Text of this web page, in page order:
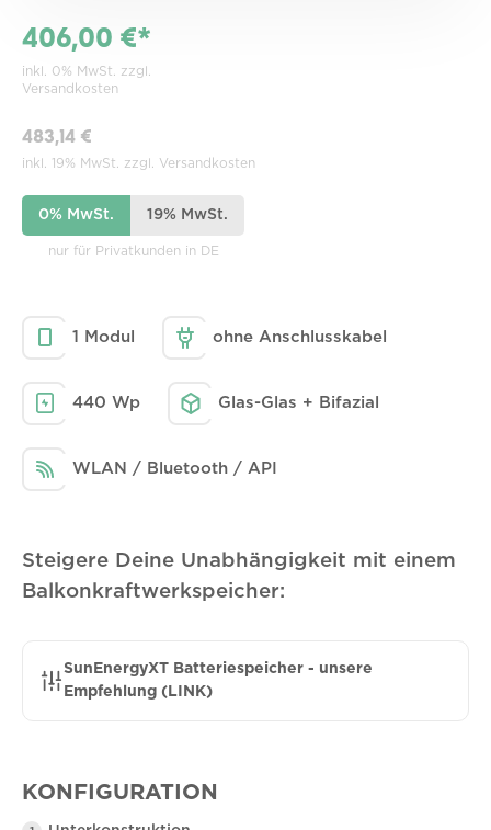
406,00 €*
inkl. 0% MwSt. zzgl.
Versandkosten
483,14 €
inkl. 19% MwSt. zzgl. Versandkosten
0% MwSt. 19% MwSt.
nur für Privatkunden in DE
1 Modul ohne Anschlusskabel
440 Wp Glas-Glas + Bifazial
WLAN / Bluetooth / API
Steigere Deine Unabhängigkeit mit einem
Balkonkraftwerkspeicher:
SunEnergyXT Batteriespeicher - unsere
Empfehlung (LINK)
KONFIGURATION